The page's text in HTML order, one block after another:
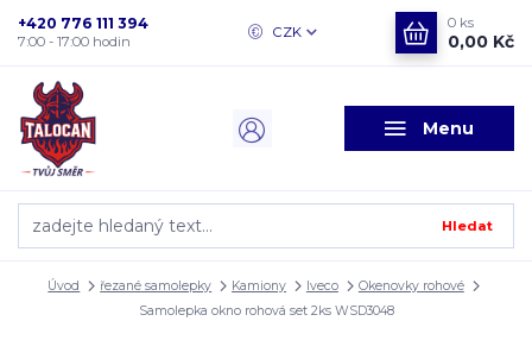
Menu
CZK
Hledat
+420 776 111 394
7:00 - 17:00 hodin
0 ks
0,00 Kč
Úvod řezané samolepky Kamiony Iveco
Okenovky rohové
Samolepka okno rohová set 2ks WSD3048